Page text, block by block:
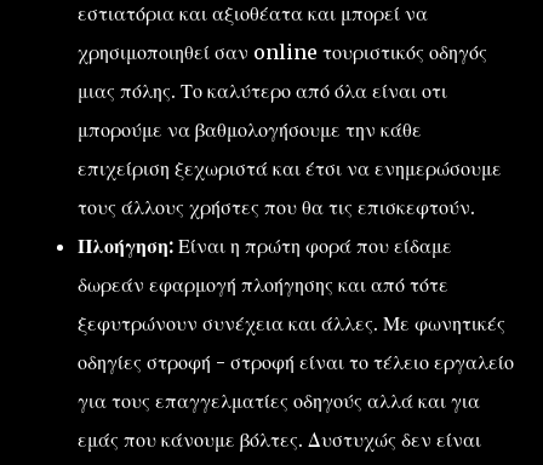
εστιατόρια και αξιοθέατα και μπορεί να
χρησιμοποιηθεί σαν online τουριστικός οδηγός
μιας πόλης. Το καλύτερο από όλα είναι οτι
μπορούμε να βαθμολογήσουμε την κάθε
επιχείριση ξεχωριστά και έτσι να ενημερώσουμε
τους άλλους χρήστες που θα τις επισκεφτούν.
Πλοήγηση: Είναι η πρώτη φορά που είδαμε
δωρεάν εφαρμογή πλοήγησης και από τότε
ξεφυτρώνουν συνέχεια και άλλες. Με φωνητικές
οδηγίες στροφή - στροφή είναι το τέλειο εργαλείο
για τους επαγγελματίες οδηγούς αλλά και για
εμάς που κάνουμε βόλτες. Δυστυχώς δεν είναι